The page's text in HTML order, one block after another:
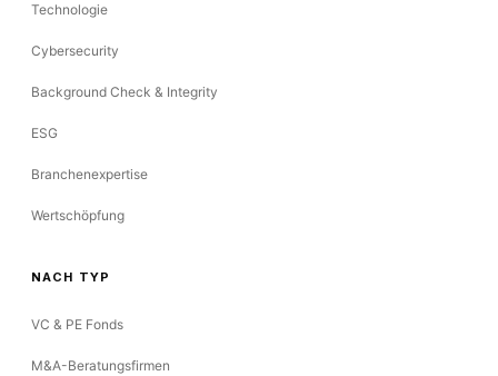
Technologie
Cybersecurity
Background Check & Integrity
ESG
Branchenexpertise
Wertschöpfung
NACH TYP
VC & PE Fonds
M&A-Beratungsfirmen